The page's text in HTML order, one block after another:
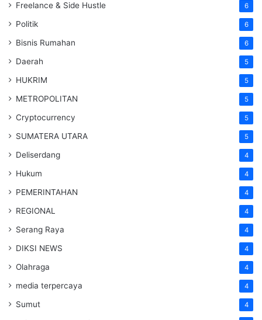
Freelance & Side Hustle 6
Politik 6
Bisnis Rumahan 6
Daerah 5
HUKRIM 5
METROPOLITAN 5
Cryptocurrency 5
SUMATERA UTARA 5
Deliserdang 4
Hukum 4
PEMERINTAHAN 4
REGIONAL 4
Serang Raya 4
DIKSI NEWS 4
Olahraga 4
media terpercaya 4
Sumut 4